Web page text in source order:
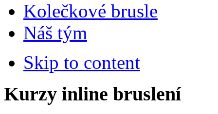
Kolečkové brusle
Náš tým
Skip to content
Kurzy inline bruslení